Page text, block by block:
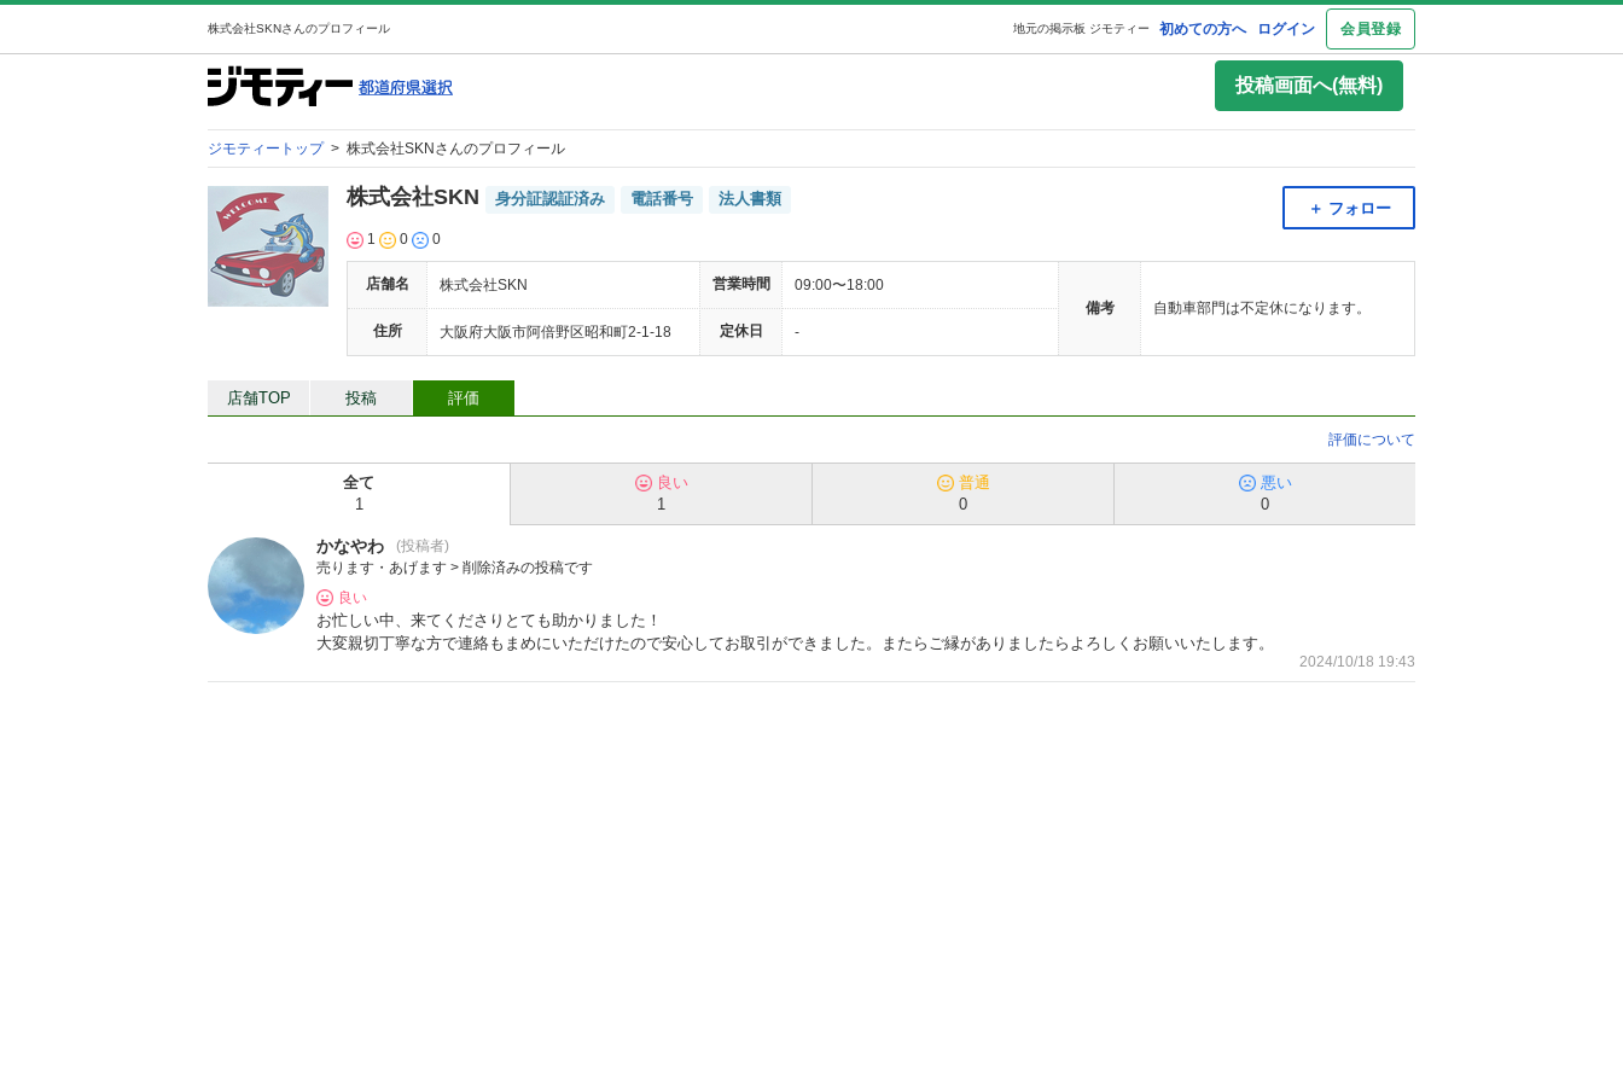
株式会社SKNさんのプロフィール 初めての方へ ログイン 会員登録
地元の掲示板 ジモティー
投稿画面へ(無料)
ジモティートップ > 株式会社SKNさんのプロフィール
株式会社SKN 身分証認証済み 電話番号 法人書類
1 0 0
＋ フォロー
店舗名 株式会社SKN 営業時間
09:00〜18:00
備考
自動車部門は不定休になります。
住所
大阪府大阪市阿倍野区昭和町2-1-18 定休日 -
店舗TOP 投稿 評価
評価について
全て
1
良い
1
普通
0
悪い
0
かなやわ
(投稿者)
売ります・あげます > 削除済みの投稿です
良い
お忙しい中、来てくださりとても助かりました！
大変親切丁寧な方で連絡もまめにいただけたので安心してお取引ができました。またらご縁がありましたらよろしくお願いいたします。
2024/10/18 19:43